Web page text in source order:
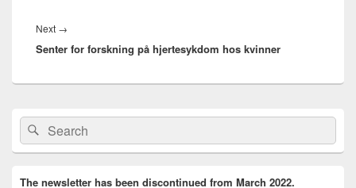
Next →
post:
Senter for forskning på hjertesykdom hos kvinner
Primary
Sidebar
Widget
Area
Search
for:
Search
The newsletter has been discontinued from March 2022.